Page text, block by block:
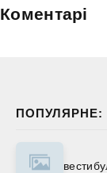
ПОПУЛЯРНЕ:
Коментарі